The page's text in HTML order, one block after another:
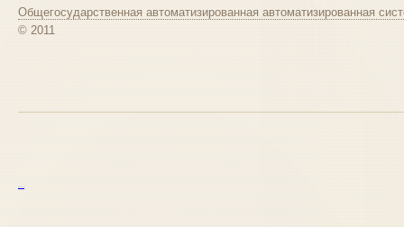
Общегосударственная автоматизированная автоматизированная
© 2011